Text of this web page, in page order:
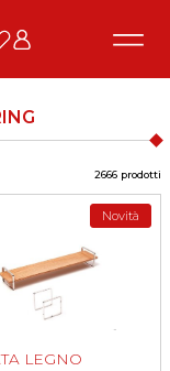
2666 prodotti
Novità
LEGNO